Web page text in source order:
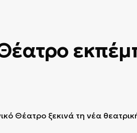
Θέατρο ξεκινά τη νέα